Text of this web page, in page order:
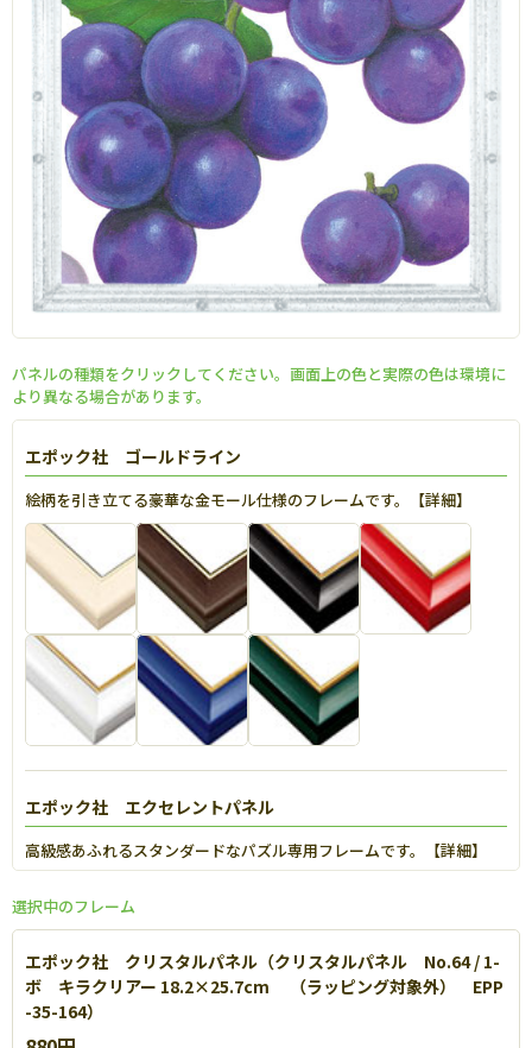
パネルの種類をクリックしてください。画面上の色と実際の色は環境に
より異なる場合があります。
エポック社 ゴールドライン
絵柄を引き立てる豪華な金モール仕様のフレームです。【詳細】
エポック社 エクセレントパネル
高級感あふれるスタンダードなパズル専用フレームです。【詳細】
選択中のフレーム
エポック社 クリスタルパネル（クリスタルパネル No.64 / 1-
ボ キラクリアー 18.2×25.7cm （ラッピング対象外） EPP
-35-164）